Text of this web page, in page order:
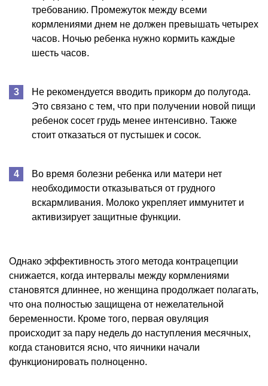
требованию. Промежуток между всеми
кормлениями днем не должен превышать четырех
часов. Ночью ребенка нужно кормить каждые
шесть часов.
Не рекомендуется вводить прикорм до полугода.
Это связано с тем, что при получении новой пищи
ребенок сосет грудь менее интенсивно. Также
стоит отказаться от пустышек и сосок.
Во время болезни ребенка или матери нет
необходимости отказываться от грудного
вскармливания. Молоко укрепляет иммунитет и
активизирует защитные функции.
Однако эффективность этого метода контрацепции
снижается, когда интервалы между кормлениями
становятся длиннее, но женщина продолжает полагать,
что она полностью защищена от нежелательной
беременности. Кроме того, первая овуляция
происходит за пару недель до наступления месячных,
когда становится ясно, что яичники начали
функционировать полноценно.